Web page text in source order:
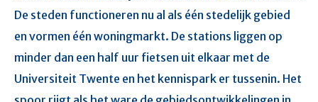
De steden functioneren nu al als één stedelijk gebied
en vormen één woningmarkt. De stations liggen op
minder dan een half uur fietsen uit elkaar met de
Universiteit Twente en het kennispark er tussenin. Het